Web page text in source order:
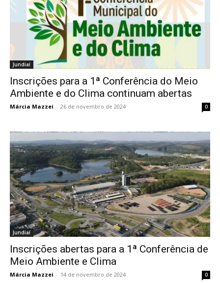
Jundiaí
Inscrições para a 1ª Conferência do Meio
Ambiente e do Clima continuam abertas
Márcia Mazzei - 26 de novembro de 2024 0
Jundiaí
Inscrições abertas para a 1ª Conferência de
Meio Ambiente e Clima
Márcia Mazzei - 14 de novembro de 2024 0